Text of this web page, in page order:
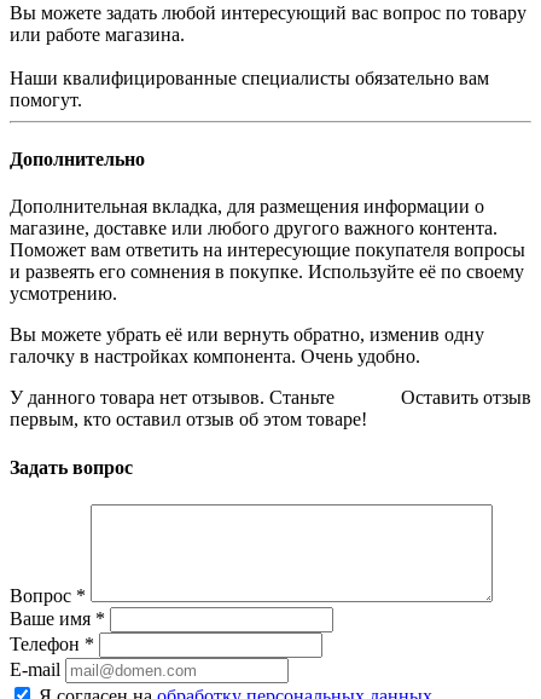
Вы можете задать любой интересующий вас вопрос по товару
или работе магазина.
Наши квалифицированные специалисты обязательно вам
помогут.
Дополнительно
Дополнительная вкладка, для размещения информации о
магазине, доставке или любого другого важного контента.
Поможет вам ответить на интересующие покупателя вопросы
и развеять его сомнения в покупке. Используйте её по своему
усмотрению.
Вы можете убрать её или вернуть обратно, изменив одну
галочку в настройках компонента. Очень удобно.
Оставить отзыв
У данного товара нет отзывов. Станьте
первым, кто оставил отзыв об этом товаре!
Задать вопрос
Вопрос *
Ваше имя *
Телефон *
E-mail